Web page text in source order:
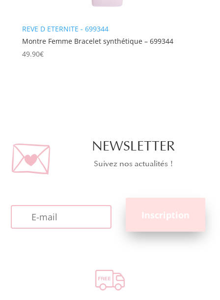
REVE D ETERNITE - 699344
Montre Femme Bracelet synthétique – 699344
49.90€
NEWSLETTER
Suivez nos actualités !